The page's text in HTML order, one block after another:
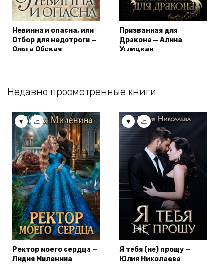
Невинна и опасна, или
Отбор для недотроги —
Ольга Обская
Призванная для
Дракона — Алина
Углицкая
Недавно просмотренные книги
Ректор моего сердца —
Лидия Миленина
Я тебя (не) прощу —
Юлия Николаева